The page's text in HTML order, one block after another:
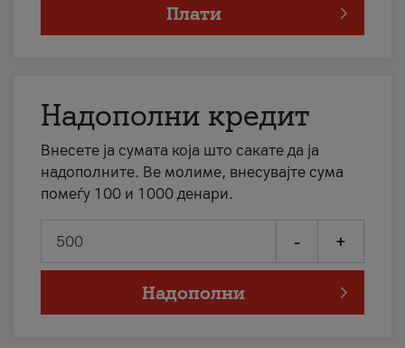
Плати
Надополни кредит
Внесете ја сумата која што сакате да ја
надополните. Ве молиме, внесувајте сума
помеѓу 100 и 1000 денари.
- +
Надополни